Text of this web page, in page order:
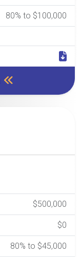
80% to $100,000
$500,000
$0
80% to $45,000